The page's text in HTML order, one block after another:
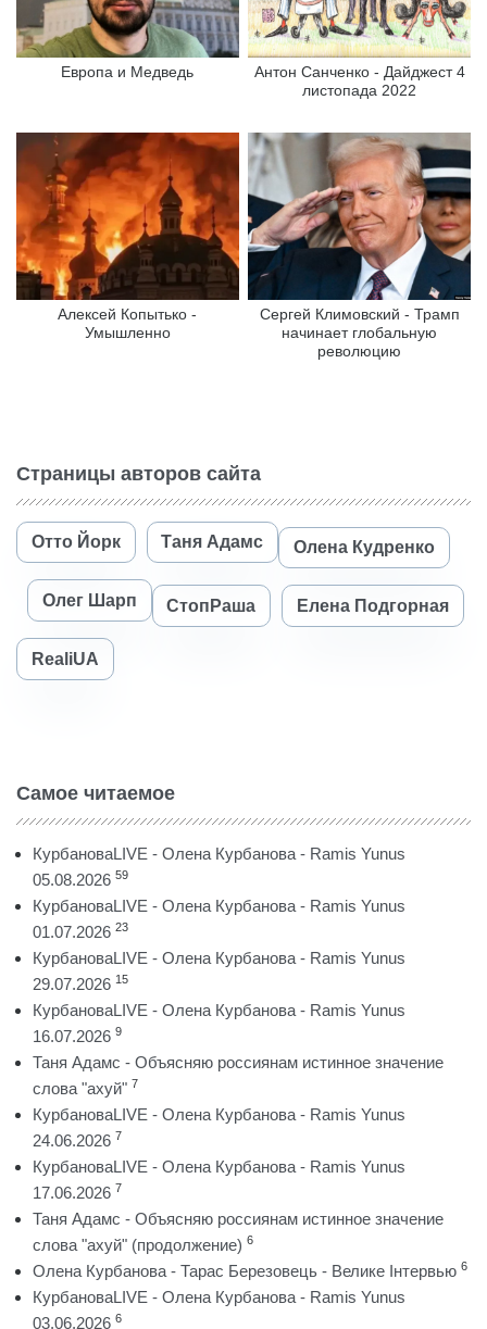
Европа и Медведь
Антон Санченко - Дайджест 4
листопада 2022
Алексей Копытько -
Умышленно
Сергей Климовский - Трамп
начинает глобальную
революцию
Страницы авторов сайта
Отто Йорк Таня Адамс Олена Кудренко
Олег Шарп СтопРаша Елена Подгорная
RealiUA
Самое читаемое
КурбановаLIVE - Олена Курбанова - Ramis Yunus
05.08.2026 59
КурбановаLIVE - Олена Курбанова - Ramis Yunus
01.07.2026 23
КурбановаLIVE - Олена Курбанова - Ramis Yunus
29.07.2026 15
КурбановаLIVE - Олена Курбанова - Ramis Yunus
16.07.2026 9
Таня Адамс - Объясняю россиянам истинное значение
слова "ахуй" 7
КурбановаLIVE - Олена Курбанова - Ramis Yunus
24.06.2026 7
КурбановаLIVE - Олена Курбанова - Ramis Yunus
17.06.2026 7
Таня Адамс - Объясняю россиянам истинное значение
слова "ахуй" (продолжение) 6
Олена Курбанова - Тарас Березовець - Велике Інтервью 6
КурбановаLIVE - Олена Курбанова - Ramis Yunus
03.06.2026 6